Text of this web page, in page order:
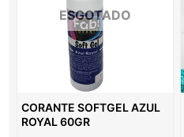
ESGOTADO
CORANTE SOFTGEL AZUL
ROYAL 60GR